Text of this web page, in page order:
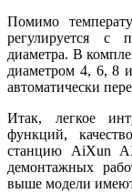
Помимо
регулируется с
диаметра. В
диаметром 4, 6, 8
автоматически
Итак, легкое
функций,
станцию AiXun
демонтажных
выше модели